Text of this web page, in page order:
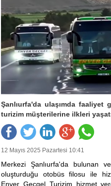
Şanlıurfa'da ulaşımda faaliyet
turizim müşterilerine ilkleri
12 Mayıs 2025 Pazartesi 10:41
Merkezi Şanlıurfa'da bulunan
oluşturduğu otobüs filosu ile
Enver Geçgel Turizim hizmet